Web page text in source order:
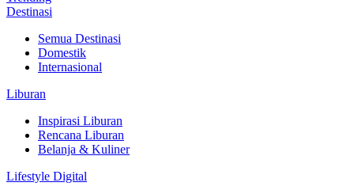
Destinasi
Semua Destinasi
Domestik
Internasional
Liburan
Inspirasi Liburan
Rencana Liburan
Belanja & Kuliner
Lifestyle Digital